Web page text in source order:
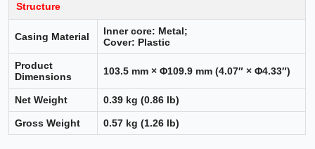
Structure
Casing Material
Inner core: Metal;
Cover: Plastic
Product
Dimensions
103.5 mm × Φ109.9 mm (4.07″ × Φ4.33″)
Net Weight 0.39 kg (0.86 lb)
Gross Weight 0.57 kg (1.26 lb)